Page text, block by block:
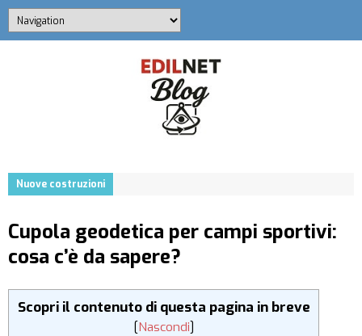
Nuove costruzioni
Cupola geodetica per campi sportivi:
cosa c’è da sapere?
Scopri il contenuto di questa pagina in breve
[Nascondi]